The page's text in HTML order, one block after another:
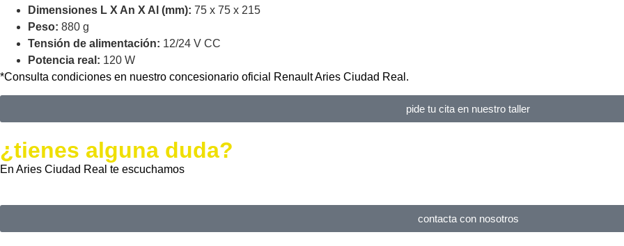
Dimensiones L X An X Al (mm): 75 x 75 x 215
Peso: 880 g
Tensión de alimentación: 12/24 V CC
Potencia real: 120 W
*Consulta condiciones en nuestro concesionario oficial Renault Aries Ciudad Real.
pide tu cita en nuestro taller
¿tienes alguna duda?
En Aries Ciudad Real te escuchamos
contacta con nosotros